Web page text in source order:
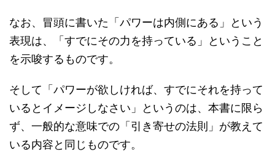
なお、冒頭に書いた「パワーは内側にある」という
表現は、「すでにその力を持っている」ということ
を示唆するものです。
そして「パワーが欲しければ、すでにそれを持って
いるとイメージしなさい」というのは、本書に限ら
ず、一般的な意味での「引き寄せの法則」が教えて
いる内容と同じものです。